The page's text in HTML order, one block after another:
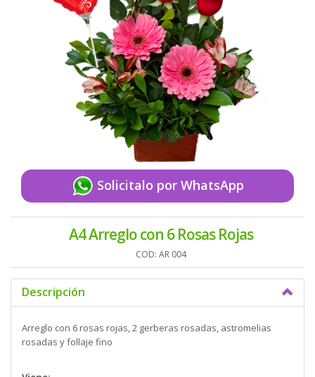
Solicitalo por WhatsApp
A4 Arreglo con 6 Rosas Rojas
COD: AR 004
Descripción
Arreglo con 6 rosas rojas, 2 gerberas rosadas, astromelias
rosadas y follaje fino